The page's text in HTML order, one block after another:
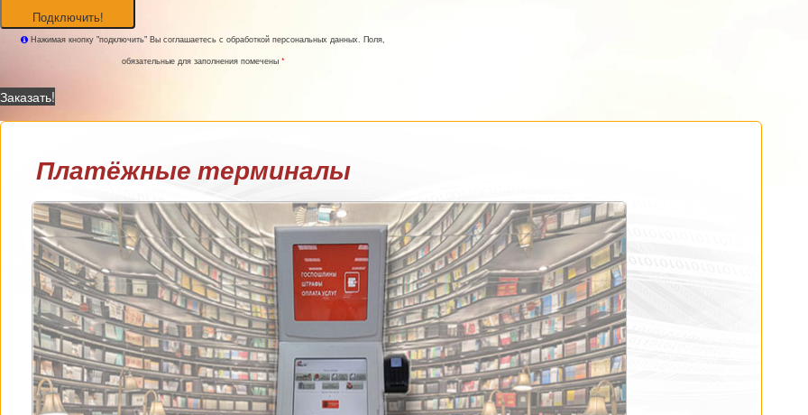
Подключить!
Нажимая кнопку "подключить" Вы соглашаетесь с обработкой персональных данных. Поля,
обязательные для заполнения помечены *
Заказать!
Платёжные терминалы